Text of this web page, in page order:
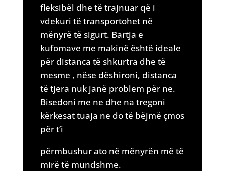
fleksibël dhe të trajnuar që i
vdekuri të transportohet në
mënyrë të sigurt. Bartja e
kufomave me makinë është ideale
për distanca të shkurtra dhe të
mesme , nëse dëshironi, distanca
të tjera nuk janë problem për ne.
Bisedoni me ne dhe na tregoni
kërkesat tuaja ne do të bëjmë çmos
për t’i
përmbushur ato në mënyrën më të
mirë të mundshme.